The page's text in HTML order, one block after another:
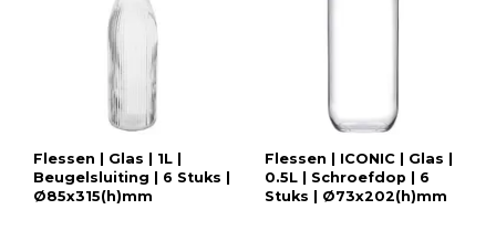
Flessen | Glas | 1L |
Beugelsluiting | 6 Stuks |
Ø85x315(h)mm
Flessen | ICONIC | Glas |
0.5L | Schroefdop | 6
Stuks | Ø73x202(h)mm